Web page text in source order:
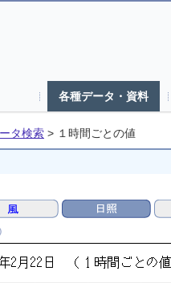
各種データ・資料
タ検索 > １時間ごとの値